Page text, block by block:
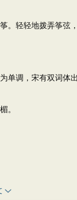
。轻轻地拨弄筝弦
单调，宋有双词体
。